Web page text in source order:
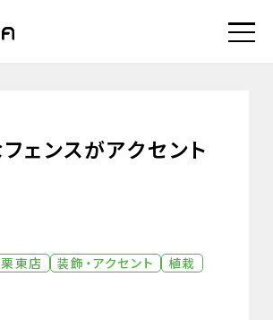
ェンスがアクセント
東店 装飾・アクセント 植栽